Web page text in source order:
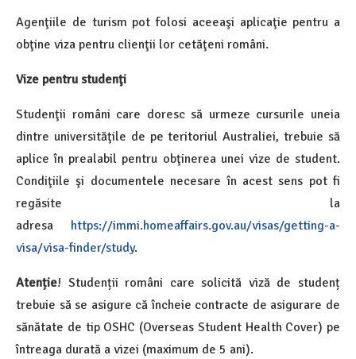
Agenţiile de turism pot folosi aceeaşi aplicaţie pentru a
obţine viza pentru clienţii lor cetăţeni români.
Vize pentru studenţi
Studenţii români care doresc să urmeze cursurile uneia
dintre universităţile de pe teritoriul Australiei, trebuie să
aplice în prealabil pentru obţinerea unei vize de student.
Condiţiile şi documentele necesare în acest sens pot fi
regăsite la
adresa https://immi.homeaffairs.gov.au/visas/getting-a-
visa/visa-finder/study.
Atenție! Studenții români care solicită viză de studenț
trebuie să se asigure că încheie contracte de asigurare de
sănătate de tip OSHC (Overseas Student Health Cover) pe
întreaga durată a vizei (maximum de 5 ani).